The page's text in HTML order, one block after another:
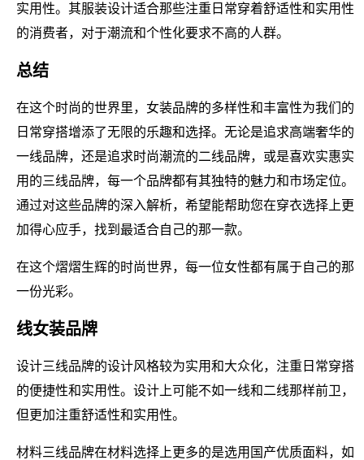
实用性。其服装设计适合那些注重日常穿着舒适性和实用性
的消费者，对于潮流和个性化要求不高的人群。
总结
在这个时尚的世界里，女装品牌的多样性和丰富性为我们的
日常穿搭增添了无限的乐趣和选择。无论是追求高端奢华的
一线品牌，还是追求时尚潮流的二线品牌，或是喜欢实惠实
用的三线品牌，每一个品牌都有其独特的魅力和市场定位。
通过对这些品牌的深入解析，希望能帮助您在穿衣选择上更
加得心应手，找到最适合自己的那一款。
在这个熠熠生辉的时尚世界，每一位女性都有属于自己的那
一份光彩。
线女装品牌
设计三线品牌的设计风格较为实用和大众化，注重日常穿搭
的便捷性和实用性。设计上可能不如一线和二线那样前卫，
但更加注重舒适性和实用性。
材料三线品牌在材料选择上更多的是选用国产优质面料，如